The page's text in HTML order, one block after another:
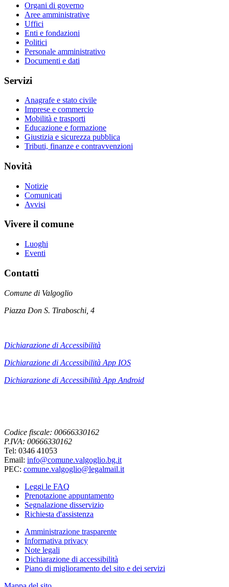
Organi di governo
Aree amministrative
Uffici
Enti e fondazioni
Politici
Personale amministrativo
Documenti e dati
Servizi
Anagrafe e stato civile
Imprese e commercio
Mobilità e trasporti
Educazione e formazione
Giustizia e sicurezza pubblica
Tributi, finanze e contravvenzioni
Novità
Notizie
Comunicati
Avvisi
Vivere il comune
Luoghi
Eventi
Contatti
Comune di Valgoglio
Piazza Don S. Tiraboschi, 4
Dichiarazione di Accessibilità
Dichiarazione di Accessibilità App IOS
Dichiarazione di Accessibilità App Android
Codice fiscale: 00666330162
P.IVA: 00666330162
Tel: 0346 41053
Email: info@comune.valgoglio.bg.it
PEC: comune.valgoglio@legalmail.it
Leggi le FAQ
Prenotazione appuntamento
Segnalazione disservizio
Richiesta d'assistenza
Amministrazione trasparente
Informativa privacy
Note legali
Dichiarazione di accessibilità
Piano di miglioramento del sito e dei servizi